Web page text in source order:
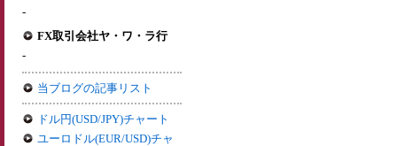
-
FX取引会社ヤ・ワ・ラ行
-
当ブログの記事リスト
ドル円(USD/JPY)チャート
ユーロドル(EUR/USD)チャ